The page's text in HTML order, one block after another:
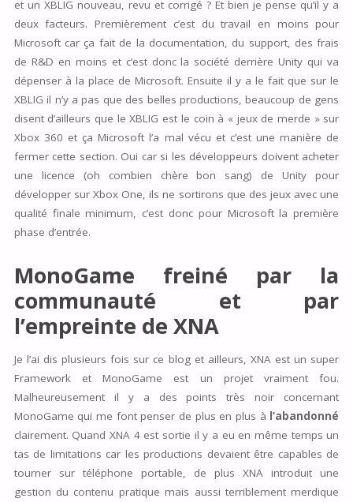
et un XBLIG nouveau, revu et corrigé ? Et bien je pense qu’il y a
deux facteurs. Premièrement c’est du travail en moins pour
Microsoft car ça fait de la documentation, du support, des frais
de R&D en moins et c’est donc la société derrière Unity qui va
dépenser à la place de Microsoft. Ensuite il y a le fait que sur le
XBLIG il n’y a pas que des belles productions, beaucoup de gens
disent d’ailleurs que le XBLIG est le coin à « jeux de merde » sur
Xbox 360 et ça Microsoft l’a mal vécu et c’est une manière de
fermer cette section. Oui car si les développeurs doivent acheter
une licence (oh combien chère bon sang) de Unity pour
développer sur Xbox One, ils ne sortirons que des jeux avec une
qualité finale minimum, c’est donc pour Microsoft la première
phase d’entrée.
MonoGame freiné par la
communauté et par
l’empreinte de XNA
Je l’ai dis plusieurs fois sur ce blog et ailleurs, XNA est un super
Framework et MonoGame est un projet vraiment fou.
Malheureusement il y a des points très noir concernant
MonoGame qui me font penser de plus en plus à l’abandonné
clairement. Quand XNA 4 est sortie il y a eu en même temps un
tas de limitations car les productions devaient être capables de
tourner sur téléphone portable, de plus XNA introduit une
gestion du contenu pratique mais aussi terriblement merdique